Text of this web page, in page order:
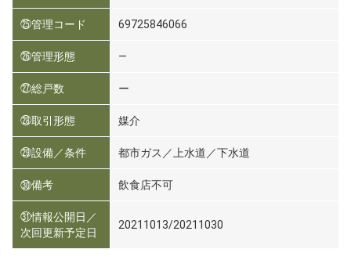
㉕管理コード 69725846066
㉖管理形態 ―
㉗総戸数 ー
㉘取引形態 媒介
㉙設備／条件 都市ガス／上水道／下水道
㉚備考 飲食店不可
㉛情報公開日／
次回更新予定日
20211013/20211030